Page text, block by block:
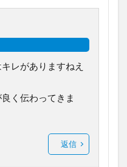
レがありますねえ
く伝わってきま
返信